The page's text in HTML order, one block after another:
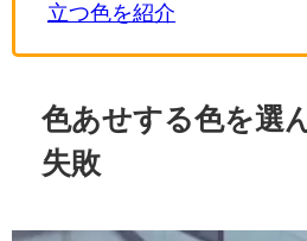
立つ色を紹介
色あせする色を選
失敗